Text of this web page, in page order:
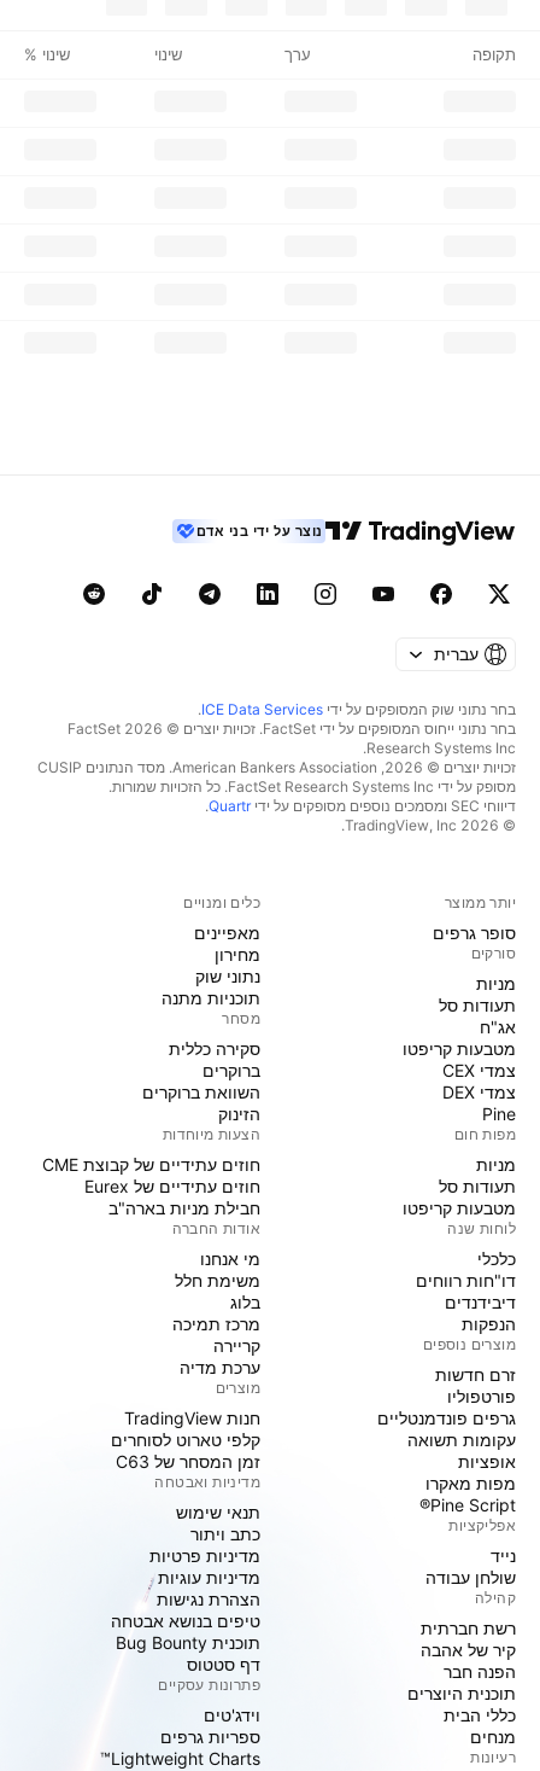
תקופה ערך שינוי שינוי %
נוצר על ידי בני אדם
עברית
בחר נתוני שוק המסופקים על ידי ICE Data Services
.
בחר נתוני ייחוס המסופקים על ידי FactSet. זכויות יוצרים © 2026 ‏FactSet
Research Systems Inc.‏
זכויות יוצרים © 2026, ‏American Bankers Association. מסד הנתונים CUSIP
מסופק על ידי FactSet Research Systems Inc. כל הזכויות שמורות.
דיווחי SEC ומסמכים נוספים מסופקים על ידי
Quartr
.
© 2026 ‏TradingView, Inc.‏
יותר ממוצר
סופר גרפים
סורקים
מניות‏
תעודות סל
אג"ח
מטבעות קריפטו
צמדי CEX
צמדי DEX
Pine
מפות חום
מניות‏
תעודות סל
מטבעות קריפטו
לוחות שנה
כלכלי
דו"חות רווחים
דיבידנדים
הנפקות
מוצרים נוספים
זרם חדשות
פורטפוליו
גרפים פונדמנטליים
עקומות תשואה
אופציות
מפות מאקרו
Pine Script®
אפליקציות
נייד
שולחן עבודה
קהילה
רשת חברתית
קיר של אהבה
הפנה חבר
תוכנית היוצרים
כללי הבית
מנחים
רעיונות
כלים ומנויים
מאפיינים
מחירון
נתוני שוק
תוכניות מתנה
מסחר
סקירה כללית
ברוקרים
השוואת ברוקרים
הזינוק
הצעות מיוחדות
חוזים עתידיים של קבוצת CME
חוזים עתידיים של Eurex
חבילת מניות בארה"ב
אודות החברה
מי אנחנו
משימת חלל
בלוג
מרכז תמיכה
קריירה
ערכת מדיה
מוצרים
חנות TradingView
קלפי טארוט לסוחרים
זמן המסחר של C63
מדיניות ואבטחה
תנאי שימוש
כתב ויתור
מדיניות פרטיות
מדיניות עוגיות
הצהרת נגישות
טיפים בנושא אבטחה
תוכנית Bug Bounty
דף סטטוס
פתרונות עסקיים
וידג'טים
ספריות גרפים
Lightweight Charts™